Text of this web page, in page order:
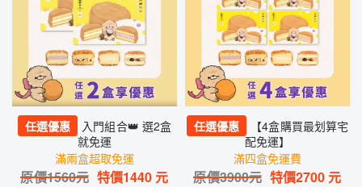
任選優惠
入門組合👑 選2盒
就免運
滿兩盒超取免運
原價1560元 特價1440 元
任選優惠
【4盒購買最划算宅
配免運】
滿四盒免運費
原價3900元 特價2700 元